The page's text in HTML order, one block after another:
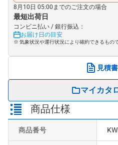
8月10日 05:00までのご注文の場合
最短出荷日
コンビニ払い / 銀行振込：
お届け日の目安
※ 気象状況や運行状況により確約できるもの
見積
マイカタ
商品仕様
商品番号